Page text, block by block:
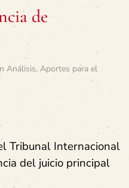
de
Análisis, Aportes para el
Tribunal Internacional
del juicio principal